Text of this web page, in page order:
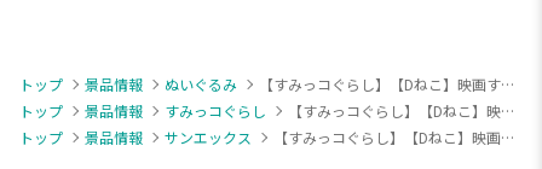
トップ 景品情報 ぬいぐるみ
【すみっコぐらし】【Dねこ】映画すみっコぐらし4 ぬいぐるみ
トップ
景品情報 すみっコぐらし
【すみっコぐらし】【Dねこ】映画すみっコぐらし4 ぬいぐるみ
トップ
景品情報 サンエックス 【すみっコぐらし】【Dねこ】映画すみっコぐらし4 ぬいぐるみ